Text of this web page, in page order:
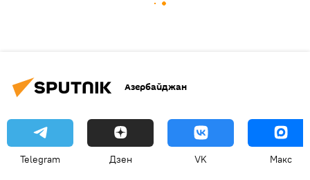
Азербайджан
Telegram Дзен VK Макс